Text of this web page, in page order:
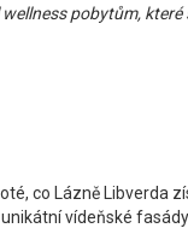
pobytům,
co Lázně Libverda
vídeňské